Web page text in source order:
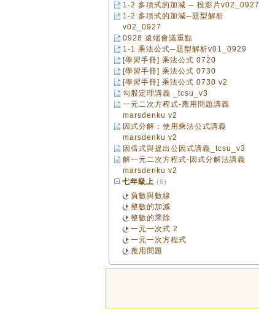
1-2 多項式的加減 ─ 投影片v02_0927
1-2 多項式的加減─題型解析
v02_0927
0928 遠端會議重點
1-1 乘法公式─題型解析v01_0929
[學習手冊] 乘法公式 0720
[學習手冊] 乘法公式 0730
[學習手冊] 乘法公式 0730 v2
勾股定理講義 _tcsu_v3
一元二次方程式-應用問題講義
marsdenku v2
因式分解：使用乘法公式講義
marsdenku v2
因倍式與提出公因式講義_tcsu_v3
解一元二次方程式-因式分解法講義
marsdenku v2
七年級上 (6)
負數與數線
整數的加減
整數的乘除
一元一次式 2
一元一次方程式
應用問題